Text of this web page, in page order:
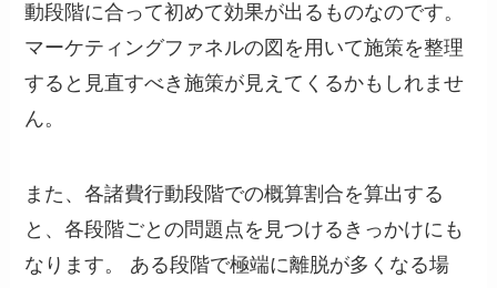
動段階に合って初めて効果が出るものなのです。
マーケティングファネルの図を用いて施策を整理
すると見直すべき施策が見えてくるかもしれませ
ん。
また、各諸費行動段階での概算割合を算出する
と、各段階ごとの問題点を見つけるきっかけにも
なります。 ある段階で極端に離脱が多くなる場